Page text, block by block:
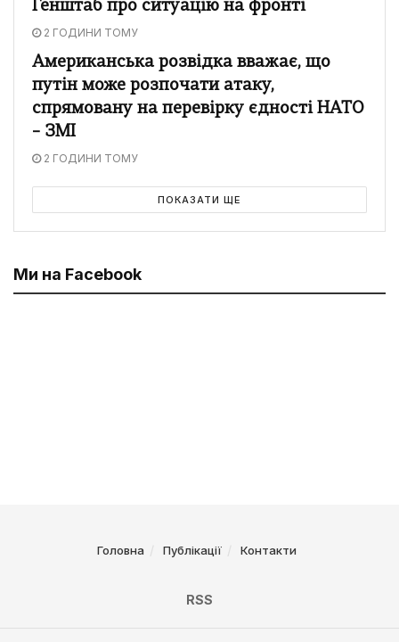
Генштаб про ситуацію на фронті
2 ГОДИНИ ТОМУ
Американська розвідка вважає, що
путін може розпочати атаку,
спрямовану на перевірку єдності НАТО
– ЗМІ
2 ГОДИНИ ТОМУ
ПОКАЗАТИ ЩЕ
Ми на Facebook
Головна Публікації Контакти
RSS